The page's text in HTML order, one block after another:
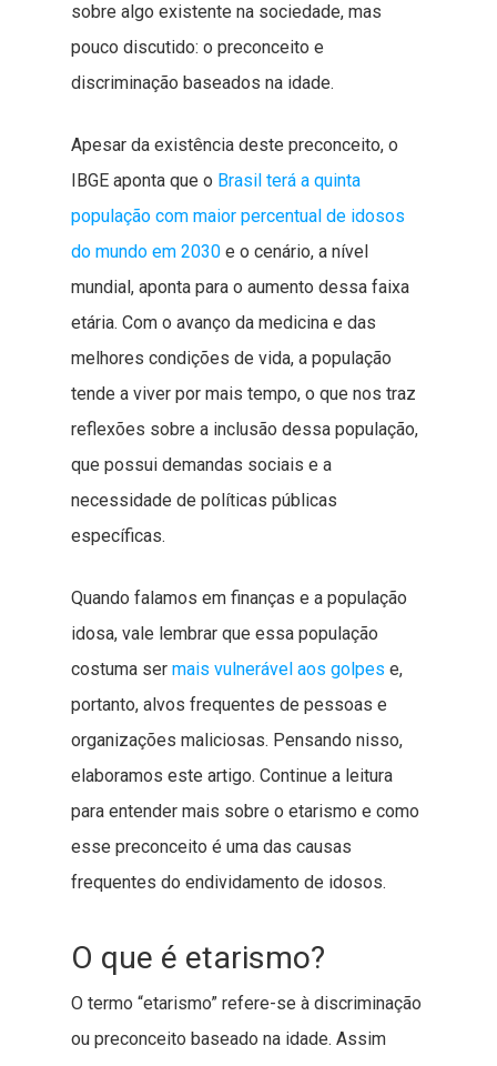
sobre algo existente na sociedade, mas
pouco discutido: o preconceito e
discriminação baseados na idade.
Apesar da existência deste preconceito, o
IBGE aponta que o Brasil terá a quinta
população com maior percentual de idosos
do mundo em 2030 e o cenário, a nível
mundial, aponta para o aumento dessa faixa
etária. Com o avanço da medicina e das
melhores condições de vida, a população
tende a viver por mais tempo, o que nos traz
reflexões sobre a inclusão dessa população,
que possui demandas sociais e a
necessidade de políticas públicas
específicas.
Quando falamos em finanças e a população
idosa, vale lembrar que essa população
costuma ser mais vulnerável aos golpes e,
portanto, alvos frequentes de pessoas e
organizações maliciosas. Pensando nisso,
elaboramos este artigo. Continue a leitura
para entender mais sobre o etarismo e como
esse preconceito é uma das causas
frequentes do endividamento de idosos.
O que é etarismo?
O termo “etarismo” refere-se à discriminação
ou preconceito baseado na idade. Assim